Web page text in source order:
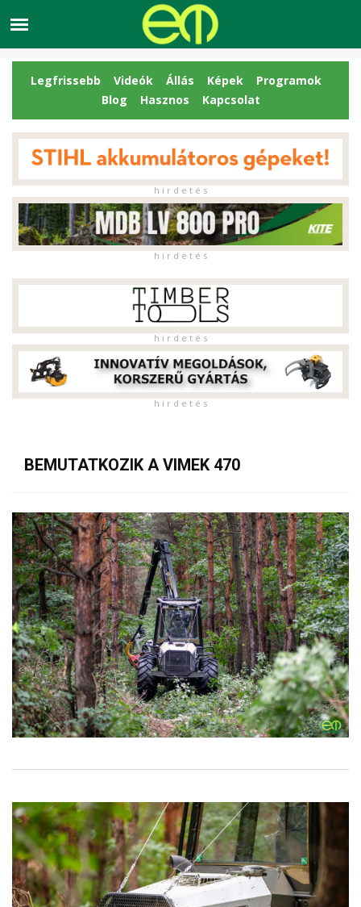
Legfrissebb Videók Állás Képek
Programok
Blog
Hasznos Kapcsolat
h i r d e t é s
h i r d e t é s
h i r d e t é s
h i r d e t é s
BEMUTATKOZIK A VIMEK 470